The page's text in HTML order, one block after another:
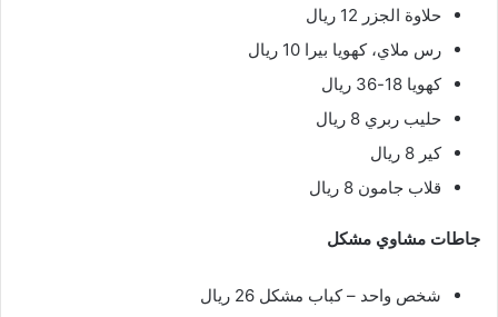
حلاوة الجزر 12 ريال
رس ملاي، كهويا بيرا 10 ريال
كهويا 18-36 ريال
حليب ربري 8 ريال
كير 8 ريال
قلاب جامون 8 ريال
جاطات مشاوي مشكل
شخص واحد – كباب مشكل 26 ريال